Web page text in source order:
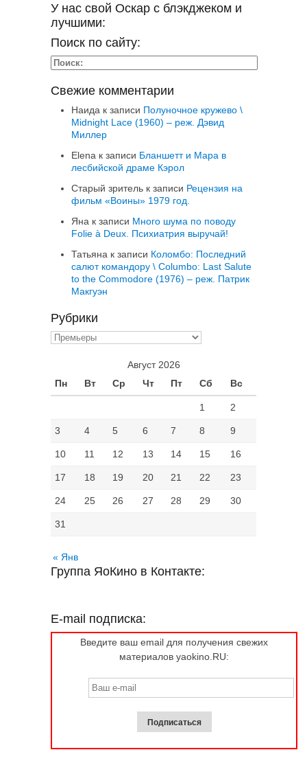
У нас свой Оскар с блэкджеком и
лучшими:
Поиск по сайту:
Свежие комментарии
Наида к записи Полуночное кружево \
Midnight Lace (1960) – реж. Дэвид
Миллер
Elena к записи Бланшетт и Мара в
лесбийской драме Кэрол
Старый зритель к записи Рецензия на
фильм «Воины» 1979 год.
Яна к записи Много шума по поводу
Folie à Deux. Психиатрия выручай!
Татьяна к записи Коломбо: Последний
салют командору \ Columbo: Last Salute
to the Commodore (1976) – реж. Патрик
Макгуэн
Рубрики
Рубрики
Август 2026
Пн
Вт Ср Чт Пт Сб Вс
1 2
3 4 5 6 7 8 9
10 11 12 13 14 15 16
17 18 19 20 21 22 23
24 25 26 27 28 29 30
31
« Янв
Группа ЯоКино в Контакте:
E-mail подписка:
Введите ваш email для получения свежих
материалов yaokino.RU: